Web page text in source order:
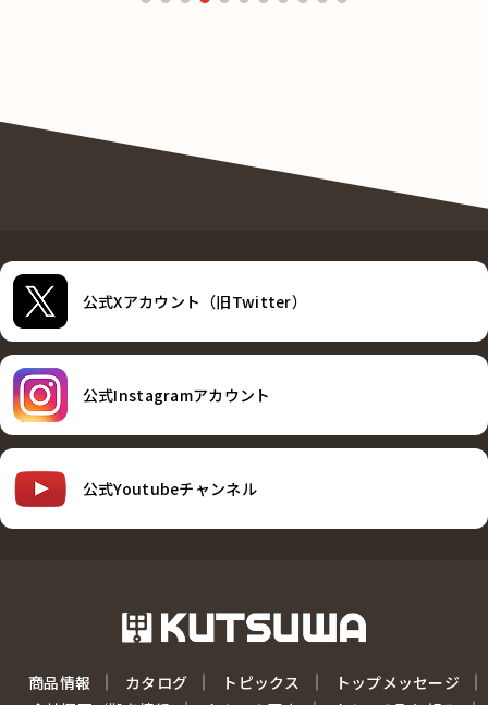
公式Xアカウント（旧Twitter）
公式Instagramアカウント
公式Youtubeチャンネル
商品情報 カタログ トピックス
トップメッセージ